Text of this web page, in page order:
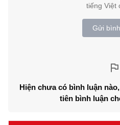
tiếng Việt
Gửi
Hiện chưa có bình luận
tiên bình luận